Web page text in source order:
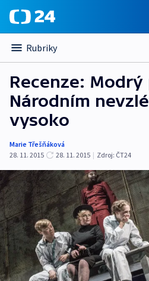
Rubriky
Recenze:
Národním
vysoko
Marie Třešňáková
28. 11. 2015
28. 11. 2015 | Zdroj: ČT24